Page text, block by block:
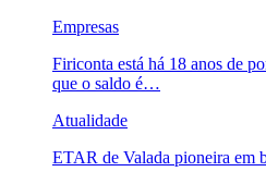
Empresas
Firiconta está há 18 anos de
que o saldo é…
Atualidade
ETAR de Valada pioneira em